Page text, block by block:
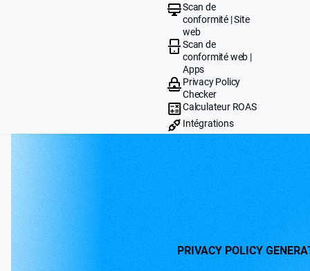
Scan de
conformité | Site
web
Scan de
conformité web |
Apps
Privacy Policy
Checker
Calculateur ROAS
Intégrations
PRIVACY POLICY